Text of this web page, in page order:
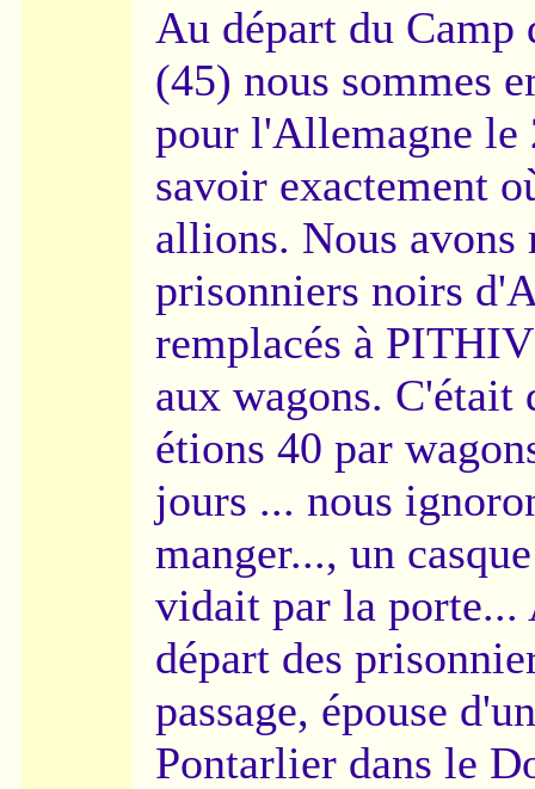
Au départ du Camp
(45) nous sommes
pour l'Allemagne le
savoir exactement
allions. Nous
prisonniers noirs
remplacés à
aux wagons. C'était
étions 40 par
jours ... nous
manger..., un
vidait par la porte...
départ des
passage, épouse
Pontarlier dans le